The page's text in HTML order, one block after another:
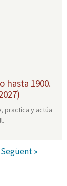
hasta 1900.
practica y actúa
Següent »